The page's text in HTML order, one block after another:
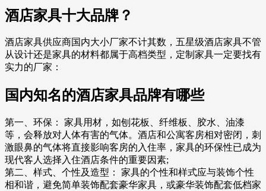
酒店家具十大品牌？
酒店家具供应商国内大小厂家不计其数，五星级酒店家具不管
从设计还是家具的材料都属于高档类型，定制家具一定要找有
实力的厂家：
国内知名的酒店家具品牌有哪些
第一、环保： 家具用材，如刨花板、纤维板、胶水、油漆
等，会释放对人体有害的气体。酒店和公寓客房相对密闭，刺
激眼鼻的气体将直接影响客房的入住率，家具的环保性已成为
现代客人选择入住酒店条件的重要因素;
第二、样式、个性及造型： 家具的个性和样式应与装饰个性
相和谐，避免简单装饰配套豪华家具，或豪华装饰配套低档家